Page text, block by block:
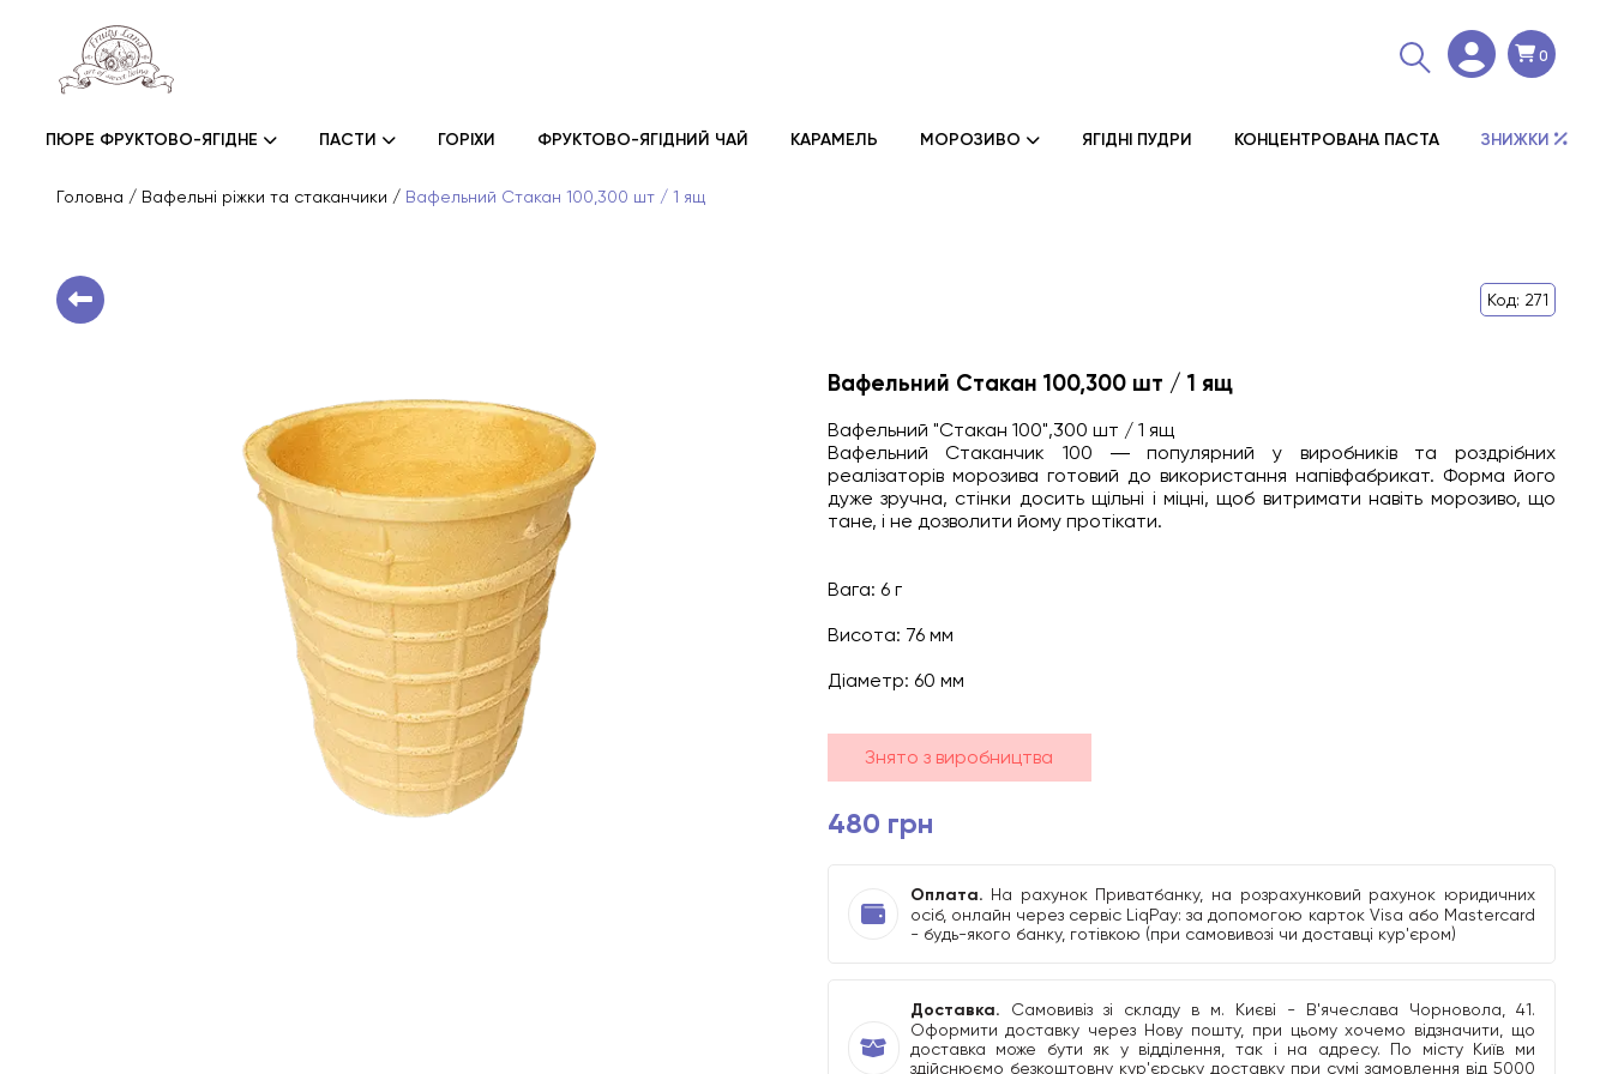
0
ПЮРЕ ФРУКТОВО-ЯГІДНЕ ПАСТИ ГОРІХИ ФРУКТОВО-ЯГІДНИЙ ЧАЙ КАРАМЕЛЬ МОРОЗИВО ЯГІДНІ ПУДРИ КОНЦЕНТРОВАНА ПАСТА ЗНИЖКИ
Головна / Вафельні ріжки та стаканчики / Вафельний Стакан 100,300 шт / 1 ящ
Код: 271
Вафельний Стакан 100,300 шт / 1 ящ
Вафельний "Стакан 100",300 шт / 1 ящ
Вафельний Стаканчик 100 ― популярний у виробників та роздрібних
реалізаторів морозива готовий до використання напівфабрикат. Форма його
дуже зручна, стінки досить щільні і міцні, щоб витримати навіть морозиво, що
тане, і не дозволити йому протікати.
Вага: 6 г
Висота: 76 мм
Діаметр: 60 мм
Знято з виробництва
480 грн
Оплата. На рахунок Приватбанку, на розрахунковий рахунок юридичних
осіб, онлайн через сервіс LiqPay: за допомогою карток Visa або Mastercard
- будь-якого банку, готівкою (при самовивозі чи доставці кур'єром)
Доставка. Самовивіз зі складу в м. Києві - В'ячеслава Чорновола, 41.
Оформити доставку через Нову пошту, при цьому хочемо відзначити, що
доставка може бути як у відділення, так і на адресу. По місту Київ ми
здійснюємо безкоштовну кур'єрську доставку при сумі замовлення від 5000